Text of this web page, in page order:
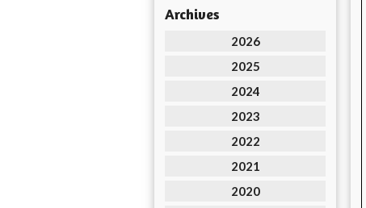
Archives
2026
2025
2024
2023
2022
2021
2020